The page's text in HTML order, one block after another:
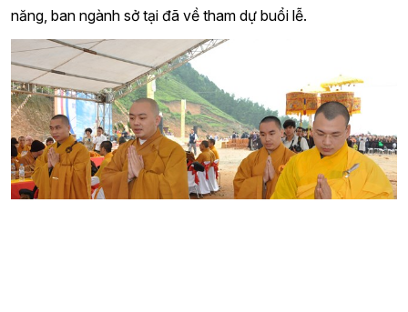
năng, ban ngành sở tại đã về tham dự buổi lễ.